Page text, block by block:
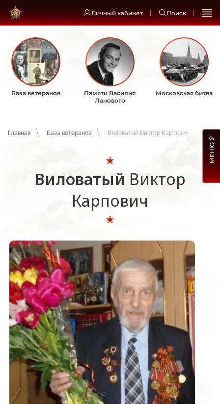
Личный кабинет Поиск
База ветеранов
Памяти Василия
Ланового
Московская битва
Главная База ветеранов Виловатый Виктор Карпович
Виловатый Виктор
Карпович
МЕНЮ